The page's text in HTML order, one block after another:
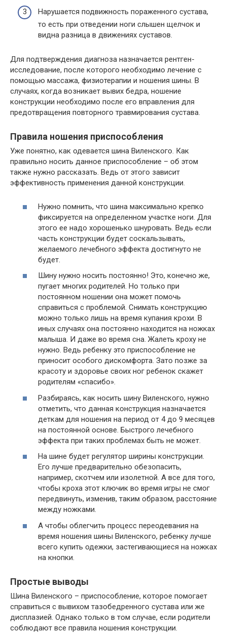
Нарушается подвижность пораженного сустава,
то есть при отведении ноги слышен щелчок и
видна разница в движениях суставов.
Для подтверждения диагноза назначается рентген-
исследование, после которого необходимо лечение с
помощью массажа, физиотерапии и ношения шины. В
случаях, когда возникает вывих бедра, ношение
конструкции необходимо после его вправления для
предотвращения повторного травмирования сустава.
Правила ношения приспособления
Уже понятно, как одевается шина Виленского. Как
правильно носить данное приспособление – об этом
также нужно рассказать. Ведь от этого зависит
эффективность применения данной конструкции.
Нужно помнить, что шина максимально крепко
фиксируется на определенном участке ноги. Для
этого ее надо хорошенько шнуровать. Ведь если
часть конструкции будет соскальзывать,
желаемого лечебного эффекта достигнуто не
будет.
Шину нужно носить постоянно! Это, конечно же,
пугает многих родителей. Но только при
постоянном ношении она может помочь
справиться с проблемой. Снимать конструкцию
можно только лишь на время купания крохи. В
иных случаях она постоянно находится на ножках
малыша. И даже во время сна. Жалеть кроху не
нужно. Ведь ребенку это приспособление не
приносит особого дискомфорта. Зато позже за
красоту и здоровье своих ног ребенок скажет
родителям «спасибо».
Разбираясь, как носить шину Виленского, нужно
отметить, что данная конструкция назначается
деткам для ношения на период от 4 до 9 месяцев
на постоянной основе. Быстрого лечебного
эффекта при таких проблемах быть не может.
На шине будет регулятор ширины конструкции.
Его лучше предварительно обезопасить,
например, скотчем или изолетной. А все для того,
чтобы кроха этот ключик во время игры не смог
передвинуть, изменив, таким образом, расстояние
между ножками.
А чтобы облегчить процесс переодевания на
время ношения шины Виленского, ребенку лучше
всего купить одежки, застегивающиеся на ножках
на кнопки.
Простые выводы
Шина Виленского – приспособление, которое помогает
справиться с вывихом тазобедренного сустава или же
дисплазией. Однако только в том случае, если родители
соблюдают все правила ношения конструкции.